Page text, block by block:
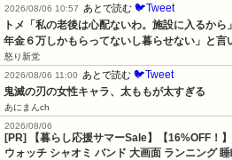
2026/08/06 10:57
あとで読む 🐦Tweet
トメ「私の老後は心配ないわ。施設に入るか
年金６万しかもらってないし暮らせない」と
怒り新党
2026/08/06 11:00
あとで読む 🐦Tweet
鬼滅の刃の女性キャラ、太ももが太すぎる
あにまんch
2026/08/06
[PR] 【暮らし応援サマーSale】【16%OFF！
ウォッチ シャオミ バンド 大画面 ランニング